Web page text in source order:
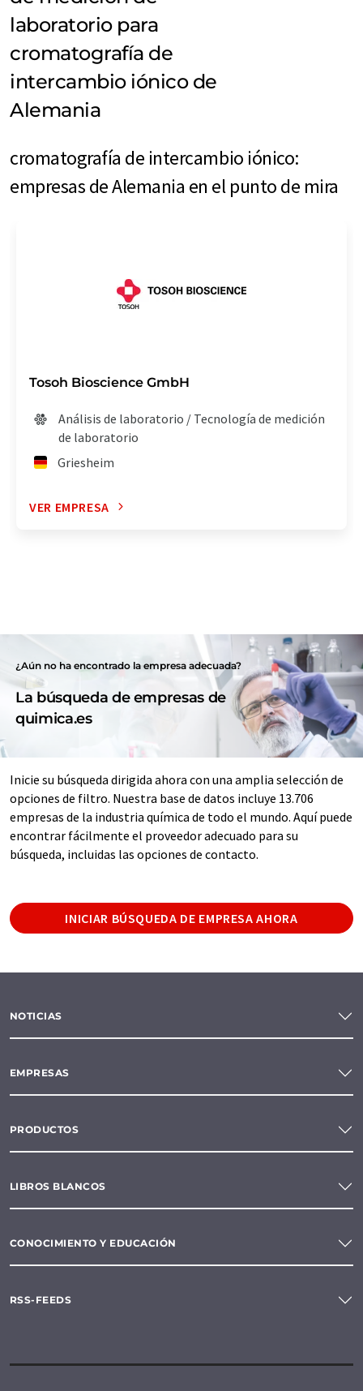
laboratorio para
cromatografía de
intercambio iónico de
Alemania
cromatografía de intercambio iónico:
empresas de Alemania en el punto de mira
Tosoh Bioscience GmbH
Análisis de laboratorio / Tecnología de medición
de laboratorio
Griesheim
VER EMPRESA
¿Aún no ha encontrado la empresa adecuada?
La búsqueda de empresas de
quimica.es
Inicie su búsqueda dirigida ahora con una amplia selección de
opciones de filtro. Nuestra base de datos incluye 13.706
empresas de la industria química de todo el mundo. Aquí puede
encontrar fácilmente el proveedor adecuado para su
búsqueda, incluidas las opciones de contacto.
INICIAR BÚSQUEDA DE EMPRESA AHORA
NOTICIAS
EMPRESAS
PRODUCTOS
LIBROS BLANCOS
CONOCIMIENTO Y EDUCACIÓN
RSS-FEEDS